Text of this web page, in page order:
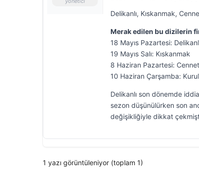
Delikanlı, Kıskanmak,
Merak edilen bu dizilerin
18 Mayıs Pazartesi:
19 Mayıs Salı: Kıskanmak
8 Haziran Pazartesi:
10 Haziran Çarşamba:
Delikanlı son dönemde
sezon düşünülürken son
değişikliğiyle dikkat
1 yazı görüntüleniyor (toplam 1)